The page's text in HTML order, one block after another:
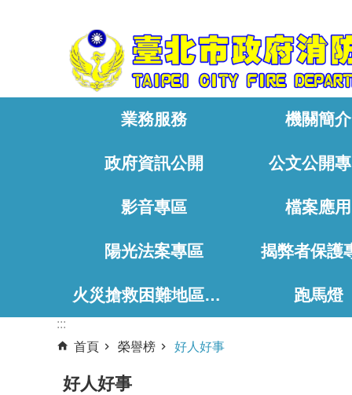
業務服務 機關簡介
政府資訊公開 公文公開
影音專區 檔案應用
陽光法案專區 揭弊者保護
火災搶救困難地區、消防通道相關資料 跑馬燈
:::
首頁
榮譽榜 好人好事
好人好事